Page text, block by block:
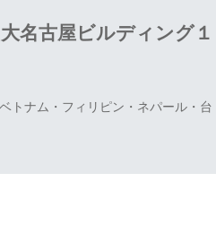
名古屋ビルディング１
トナム・フィリピン・ネパール・台